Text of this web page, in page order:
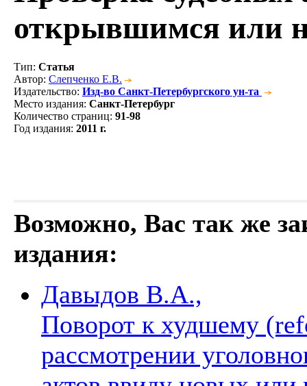
открывшимся или
Тип: Статья
Автор: Слепченко Е.В.
Издательство: Изд-во Санкт-Петербургского ун-та
Место издания: Санкт-Петербург
Количество страниц: 91-98
Год издания: 2011 г.
Возможно, Вас так же
издания:
Давыдов В.А.,
Поворот к худшему
рассмотрении